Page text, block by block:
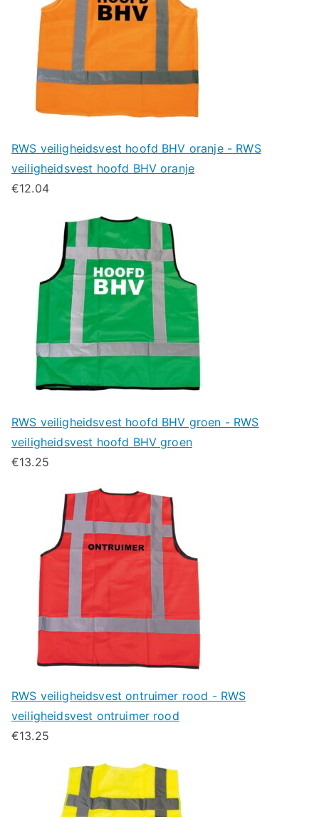
RWS veiligheidsvest hoofd BHV oranje - RWS
veiligheidsvest hoofd BHV oranje
€12.04
RWS veiligheidsvest hoofd BHV groen - RWS
veiligheidsvest hoofd BHV groen
€13.25
RWS veiligheidsvest ontruimer rood - RWS
veiligheidsvest ontruimer rood
€13.25